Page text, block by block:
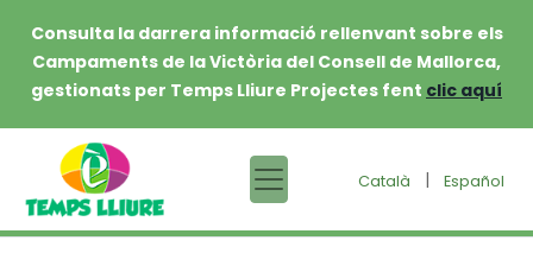
Consulta la darrera informació rellenvant sobre els
Campaments de la Victòria del Consell de Mallorca,
gestionats per Temps Lliure Projectes fent clic aquí
Català | Español